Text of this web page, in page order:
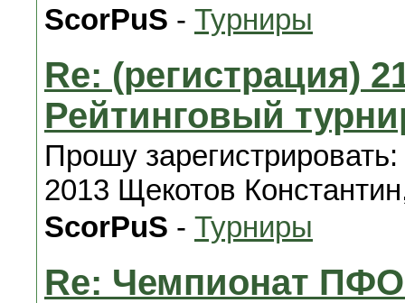
ScorPuS - Турниры
Re: (регистрация)
Рейтинговый
Прошу
2013 Щекотов
ScorPuS - Турниры
Re: Чемпионат